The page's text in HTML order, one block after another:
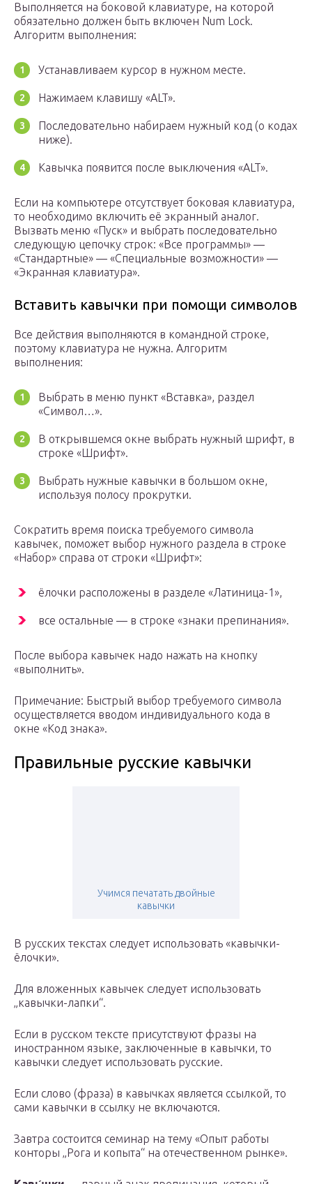
Выполняется на боковой клавиатуре, на которой
обязательно должен быть включен Num Lock.
Алгоритм выполнения:
Устанавливаем курсор в нужном месте.
Нажимаем клавишу «ALT».
Последовательно набираем нужный код (о кодах
ниже).
Кавычка появится после выключения «ALT».
Если на компьютере отсутствует боковая клавиатура,
то необходимо включить её экранный аналог.
Вызвать меню «Пуск» и выбрать последовательно
следующую цепочку строк: «Все программы» —
«Стандартные» — «Специальные возможности» —
«Экранная клавиатура».
Вставить кавычки при помощи символов
Все действия выполняются в командной строке,
поэтому клавиатура не нужна. Алгоритм
выполнения:
Выбрать в меню пункт «Вставка», раздел
«Символ…».
В открывшемся окне выбрать нужный шрифт, в
строке «Шрифт».
Выбрать нужные кавычки в большом окне,
используя полосу прокрутки.
Сократить время поиска требуемого символа
кавычек, поможет выбор нужного раздела в строке
«Набор» справа от строки «Шрифт»:
ёлочки расположены в разделе «Латиница-1»,
все остальные — в строке «знаки препинания».
После выбора кавычек надо нажать на кнопку
«выполнить».
Примечание: Быстрый выбор требуемого символа
осуществляется вводом индивидуального кода в
окне «Код знака».
Правильные русские кавычки
Учимся печатать двойные
кавычки
В русских текстах следует использовать «кавычки-
ёлочки».
Для вложенных кавычек следует использовать
„кавычки-лапки“.
Если в русском тексте присутствуют фразы на
иностранном языке, заключенные в кавычки, то
кавычки следует использовать русские.
Если слово (фраза) в кавычках является ссылкой, то
сами кавычки в ссылку не включаются.
Завтра состоится семинар на тему «Опыт работы
конторы „Рога и копыта“ на отечественном рынке».